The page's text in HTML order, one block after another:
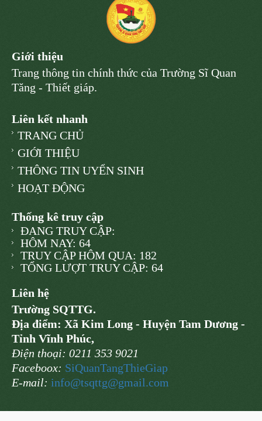
Giới thiệu
Trang thông tin chính thức của Trường Sĩ Quan
Tăng - Thiết giáp.
Liên kết nhanh
TRANG CHỦ
GIỚI THIỆU
THÔNG TIN UYỂN SINH
HOẠT ĐỘNG
Thống kê truy cập
ĐANG TRUY CẬP:
HÔM NAY: 64
TRUY CẬP HÔM QUA: 182
TỔNG LƯỢT TRUY CẬP: 64
Liên hệ
Trường SQTTG.
Địa điểm: Xã Kim Long - Huyện Tam Dương -
Tỉnh Vĩnh Phúc,
Điện thoại: 0211 353 9021
Faceboox: SiQuanTangThieGiap
E-mail: info@tsqttg@gmail.com